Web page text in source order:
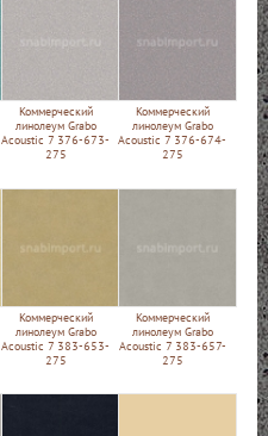
Коммерческий
линолеум Grabo
Acoustic 7 376-673-
275
Коммерческий
линолеум Grabo
Acoustic 7 376-674-
275
Коммерческий
линолеум Grabo
Acoustic 7 383-653-
275
Коммерческий
линолеум Grabo
Acoustic 7 383-657-
275